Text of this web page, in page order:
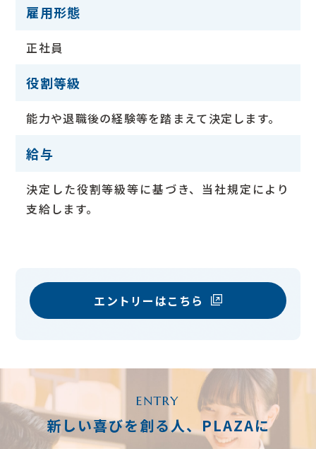
京王プラザホテルの歩み
宿泊部ロビーサービス
料飲宴会部 中国料理〈南園〉
宿泊部宿泊セールス
営業戦略室企画広報
アルバイト採用
雇用形態
正社員
役割等級
能力や退職後の経験等を踏まえて決定します。
給与
決定した役割等級等に基づき、当社規定により
支給します。
エントリーはこちら
ENTRY
新しい喜びを創る人、PLAZAに